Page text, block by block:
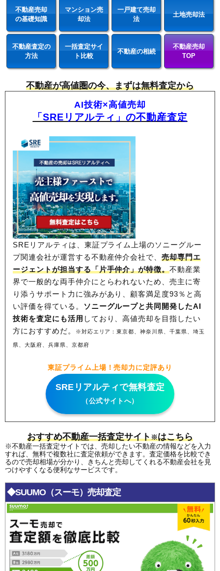
不動産売却
の基礎知識
マンション売
却法
一戸建て売却
法
土地売却法
不動産査定の
方法
一括査定サイ
ト比較
不動産の相続
不動産売却
TOP
不動産が高値圏の今、まずは無料査定から
AI技術×高値売却
「SREリアルティ」の不動産査定
SREリアルティは、東証プライム上場のソニーグルー
プ関連会社が運営する不動産仲介会社で、売却専門エ
ージェントが担当する「片手仲介」が特徴。不動産業
界で一般的な両手仲介にとらわれないため、売主に寄
り添うサポート力に強みがあり、顧客満足度93％と高
い評価を得ている。 ソニーグループと共同開発したAI
技術を査定にも活用 しており、高値売却を目指したい
方におすすめだ。
※対応エリア：東京都、神奈川県、千葉県、埼玉
県、大阪府、兵庫県、京都府
東証プライム上場！売却力に定評あり
SREリアルティで無料査定
（公式サイトへ）
おすすめ不動産一括査定サイト※はこちら
※不動産一括査定サイトでは、売却したい不動産の情報などを入力
すれば、無料で複数社に査定依頼ができます。査定価格を比較でき
るので売却相場が分かり、きちんと売却してくれる不動産会社を見
つけやすくなる便利なサービスです。
◆SUUMO（スーモ）売却査定